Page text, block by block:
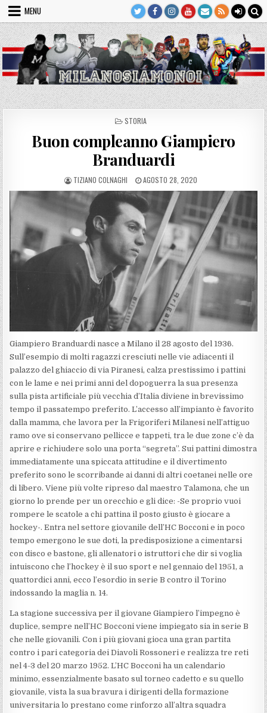
Skip
content
MENU
POSTED
STORIA
Buon compleanno Giampiero
Branduardi
AUTHOR:
TIZIANO COLNAGHI
PUBLISHED
DATE:
AGOSTO 28, 2020
Giampiero Branduardi nasce a Milano il 28 agosto del 1936.
Sull’esempio di molti ragazzi cresciuti nelle vie adiacenti il
palazzo del ghiaccio di via Piranesi, calza prestissimo i pattini
con le lame e nei primi anni del dopoguerra la sua presenza
sulla pista artificiale più vecchia d’Italia diviene in brevissimo
tempo il passatempo preferito. L’accesso all’impianto è favorito
dalla mamma, che lavora per la Frigoriferi Milanesi nell’attiguo
ramo ove si conservano pellicce e tappeti, tra le due zone c’è da
aprire e richiudere solo una porta “segreta”. Sui pattini dimostra
immediatamente una spiccata attitudine e il divertimento
preferito sono le scorribande ai danni di altri coetanei nelle ore
di libero. Viene più volte ripreso dal maestro Talamona, che un
giorno lo prende per un orecchio e gli dice: -Se proprio vuoi
rompere le scatole a chi pattina il posto giusto è giocare a
hockey-.Entra nel settore giovanile dell’HC Bocconi e in poco
tempo emergono le sue doti, la predisposizione a cimentarsi
con disco e bastone, gli allenatori o istruttori che dir si voglia
intuiscono che l’hockey è il suo sport e nel gennaio del 1951, a
quattordici anni, ecco l’esordio in serie B contro il Torino
indossando la maglia n. 14.
La stagione successiva per il giovane Giampiero l’impegno è
duplice, sempre nell’HC Bocconi viene impiegato sia in serie B
che nelle giovanili. Con i più giovani gioca una gran partita
contro i pari categoria dei Diavoli Rossoneri e realizza tre reti
nel 4-3 del 20 marzo 1952. L’HC Bocconi ha un calendario
minimo, essenzialmente basato sul torneo cadetto e su quello
giovanile, vista la sua bravura i dirigenti della formazione
universitaria lo prestano come rinforzo all’altra squadra